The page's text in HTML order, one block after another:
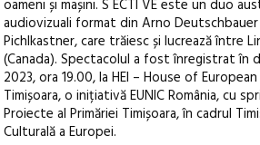
oameni și mașini. S ECTI VE este un duo
audiovizuali format din Arno Deutschbauer
Pichlkastner, care trăiesc și lucrează între
(Canada). Spectacolul a fost înregistrat în
2023, ora 19.00, la HEI – House of
Timișoara, o inițiativă EUNIC România, cu
Proiecte al Primăriei Timișoara, în cadrul
Culturală a Europei.